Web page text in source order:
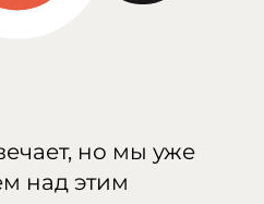
но мы уже
над этим